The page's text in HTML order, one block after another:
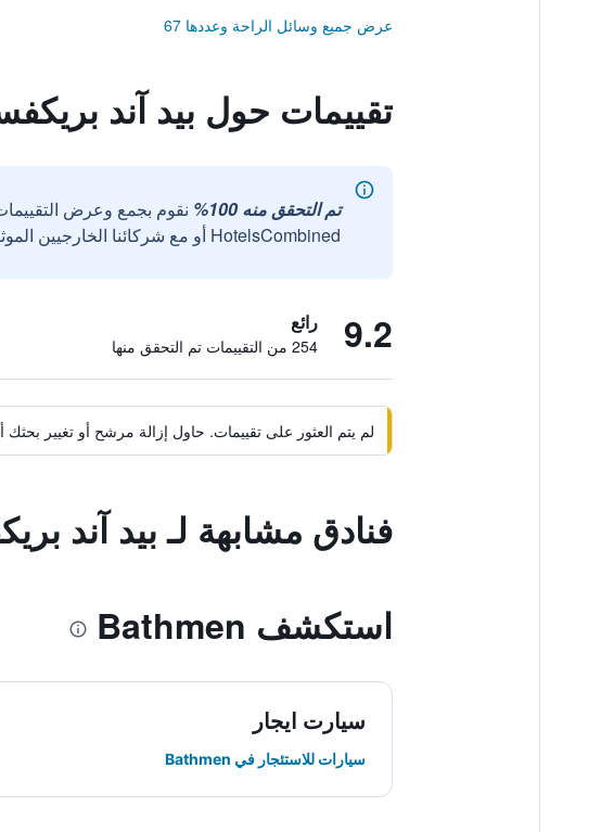
عرض جميع وسائل الراحة وعددها 67
تقييمات حول بيد آند
تم التحقق منه 100%
نقوم بجمع وعرض
HotelsCombined أو مع شركائنا الخارجيين الموثوقين.
9.2 رائع
254 من التقييمات تم التحقق منها
لم يتم العثور على تقييمات. حاول إزالة مرشح أو تغيير
فنادق مشابهة لـ بيد آند
استكشف Bathmen
سيارت ايجار
سيارات للاستئجار في Bathmen